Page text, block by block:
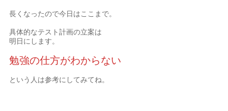
長くなったので今日はここまで。
具体的なテスト計画の立案は
明日にします。
勉強の仕方がわからない
という人は参考にしてみてね。